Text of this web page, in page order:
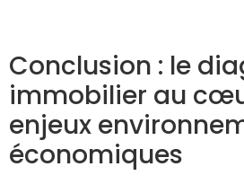
Conclusion : le
immobilier au
enjeux
économiques